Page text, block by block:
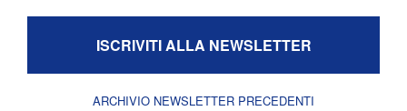
ISCRIVITI ALLA NEWSLETTER
ARCHIVIO NEWSLETTER PRECEDENTI